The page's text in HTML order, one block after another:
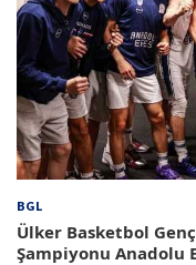
BGL
Ülker Basketbol
Şampiyonu Anadolu